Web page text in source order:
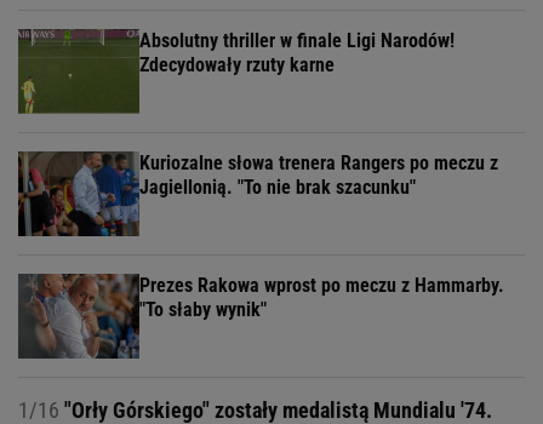
Absolutny thriller w finale Ligi Narodów!
Zdecydowały rzuty karne
Kuriozalne słowa trenera Rangers po meczu z
Jagiellonią. "To nie brak szacunku"
Prezes Rakowa wprost po meczu z Hammarby.
"To słaby wynik"
1/16 "Orły Górskiego" zostały medalistą Mundialu '74.